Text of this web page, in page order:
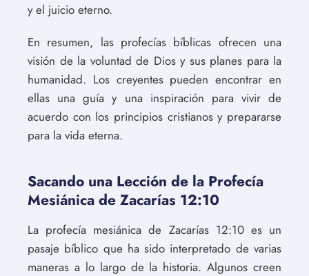
y el juicio eterno.
En resumen, las profecías bíblicas ofrecen una
visión de la voluntad de Dios y sus planes para la
humanidad. Los creyentes pueden encontrar en
ellas una guía y una inspiración para vivir de
acuerdo con los principios cristianos y prepararse
para la vida eterna.
Sacando una Lección de la Profecía
Mesiánica de Zacarías 12:10
La profecía mesiánica de Zacarías 12:10 es un
pasaje bíblico que ha sido interpretado de varias
maneras a lo largo de la historia. Algunos creen